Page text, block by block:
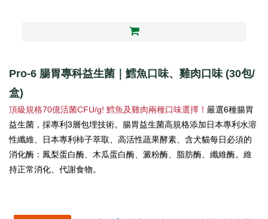
Pro-6 腸胃專科益生菌｜鱈魚口味、雞肉口味 (30包/
盒)
頂級規格70億活菌CFU/g! 鱈魚及雞肉兩種口味選擇！ 嚴選6種腸胃
益生菌，採專利 3層包埋技術。腸胃益生菌高規格添加日本專利水溶
性纖維、日本專利柿子萃取、高活性蔬果酵素、含犬貓每日必須的
消化酶：鳳梨蛋白酶、木瓜蛋白酶、澱粉酶、脂肪酶、纖維酶。維
持正常消化、 代謝食物。